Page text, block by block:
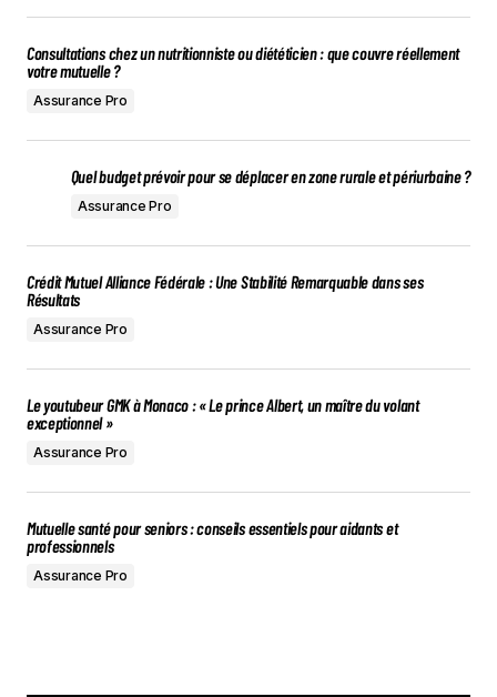
Consultations chez un nutritionniste ou diététicien : que couvre réellement
votre mutuelle ?
Assurance Pro
Quel budget prévoir pour se déplacer en zone rurale et périurbaine ?
Assurance Pro
Crédit Mutuel Alliance Fédérale : Une Stabilité Remarquable dans ses
Résultats
Assurance Pro
Le youtubeur GMK à Monaco : « Le prince Albert, un maître du volant
exceptionnel »
Assurance Pro
Mutuelle santé pour seniors : conseils essentiels pour aidants et
professionnels
Assurance Pro